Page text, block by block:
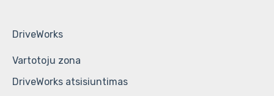
DriveWorks
Vartotoju zona
DriveWorks atsisiuntimas